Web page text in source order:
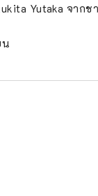
Yutaka จากช
น